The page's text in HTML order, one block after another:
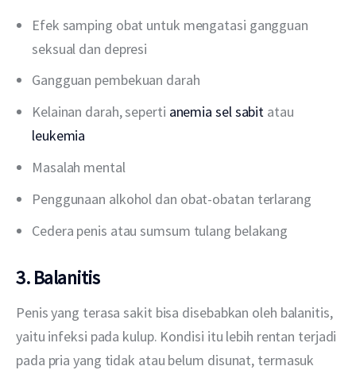
Efek samping obat untuk mengatasi gangguan
seksual dan depresi
Gangguan pembekuan darah
Kelainan darah, seperti anemia sel sabit atau
leukemia
Masalah mental
Penggunaan alkohol dan obat-obatan terlarang
Cedera penis atau sumsum tulang belakang
3. Balanitis
Penis yang terasa sakit bisa disebabkan oleh balanitis,
yaitu infeksi pada kulup. Kondisi itu lebih rentan terjadi
pada pria yang tidak atau belum disunat, termasuk